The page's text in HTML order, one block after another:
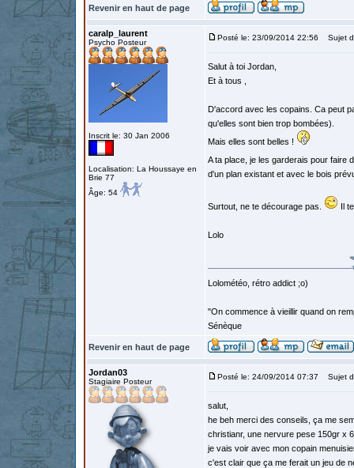
Revenir en haut de page
caralp_laurent
Psycho Posteur
Inscrit le: 30 Jan 2006
Localisation: La Houssaye en
Brie 77
Âge: 54
Posté le: 23/09/2014 22:56 Sujet
Salut à toi Jordan,
Et à tous ,
D'accord avec les copains. Ca peut
qu'elles sont bien trop bombées).
Mais elles sont belles !
A ta place, je les garderais pour faire
d'un plan existant et avec le bois
Surtout, ne te décourage pas. Il
Lolo
Lolométéo, rétro addict ;o)
"On commence à vieillir quand on
Sénèque
Revenir en haut de page
Jordan03
Stagiaire Posteur
Posté le: 24/09/2014 07:37 Sujet
salut,
he beh merci des conseils, ça me
christianr, une nervure pese 150gr x
je vais voir avec mon copain
c'est clair que ça me ferait un jeu de